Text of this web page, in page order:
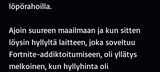
löpörahoilla.
Ajoin suureen maailmaan ja kun sitten
löysin hyllyltä laitteen, joka soveltuu
Fortnite-addiktoitumiseen, oli yllätys
melkoinen, kun hyllyhinta oli